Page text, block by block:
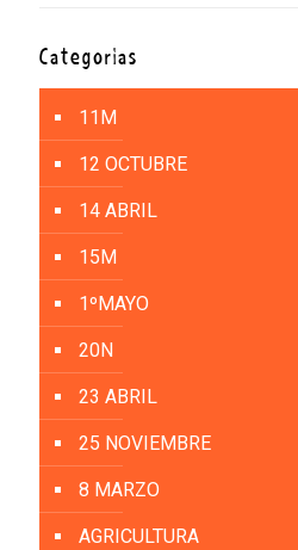
Categorías
11M
12 OCTUBRE
14 ABRIL
15M
1ºMAYO
20N
23 ABRIL
25 NOVIEMBRE
8 MARZO
AGRICULTURA